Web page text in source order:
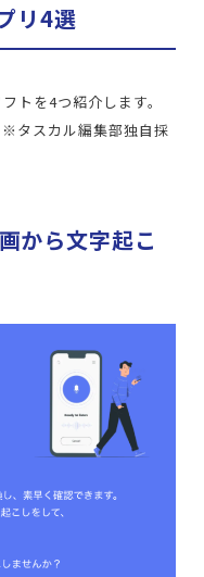
リ4選
トを4つ紹介します。
タスカル編集部独自採
から文字起こ